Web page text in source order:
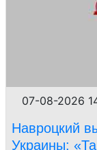
07-08-2026
Навроцкий
Украины: